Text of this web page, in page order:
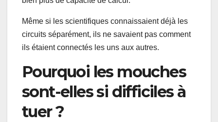
Même si les scientifiques connaissaient déjà les
circuits séparément, ils ne savaient pas comment
ils étaient connectés les uns aux autres.
Pourquoi les mouches
sont-elles si difficiles à
tuer ?